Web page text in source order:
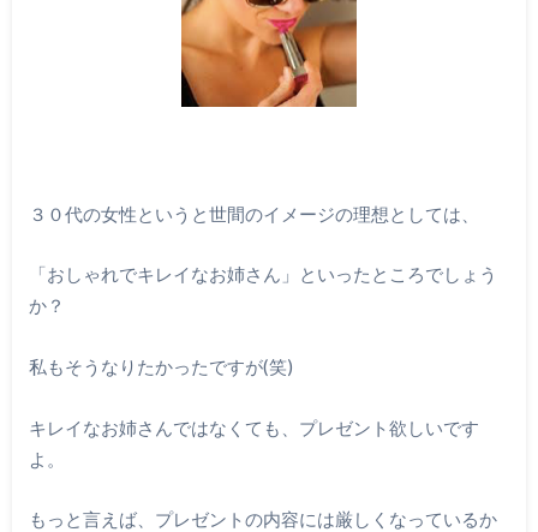
３０代の女性というと世間のイメージの理想としては、
「おしゃれでキレイなお姉さん」といったところでしょう
か？
私もそうなりたかったですが(笑)
キレイなお姉さんではなくても、プレゼント欲しいです
よ。
もっと言えば、プレゼントの内容には厳しくなっているか